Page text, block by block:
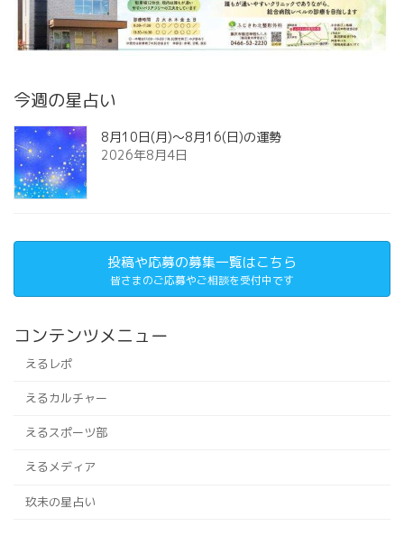
今週の星占い
8月10日(月)～8月16(日)の運勢
2026年8月4日
投稿や応募の募集一覧はこちら
皆さまのご応募やご相談を受付中です
コンテンツメニュー
えるレポ
えるカルチャー
えるスポーツ部
えるメディア
玖未の星占い